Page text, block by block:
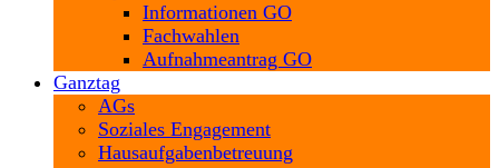
Informationen GO
Fachwahlen
Aufnahmeantrag GO
Ganztag
AGs
Soziales Engagement
Hausaufgabenbetreuung